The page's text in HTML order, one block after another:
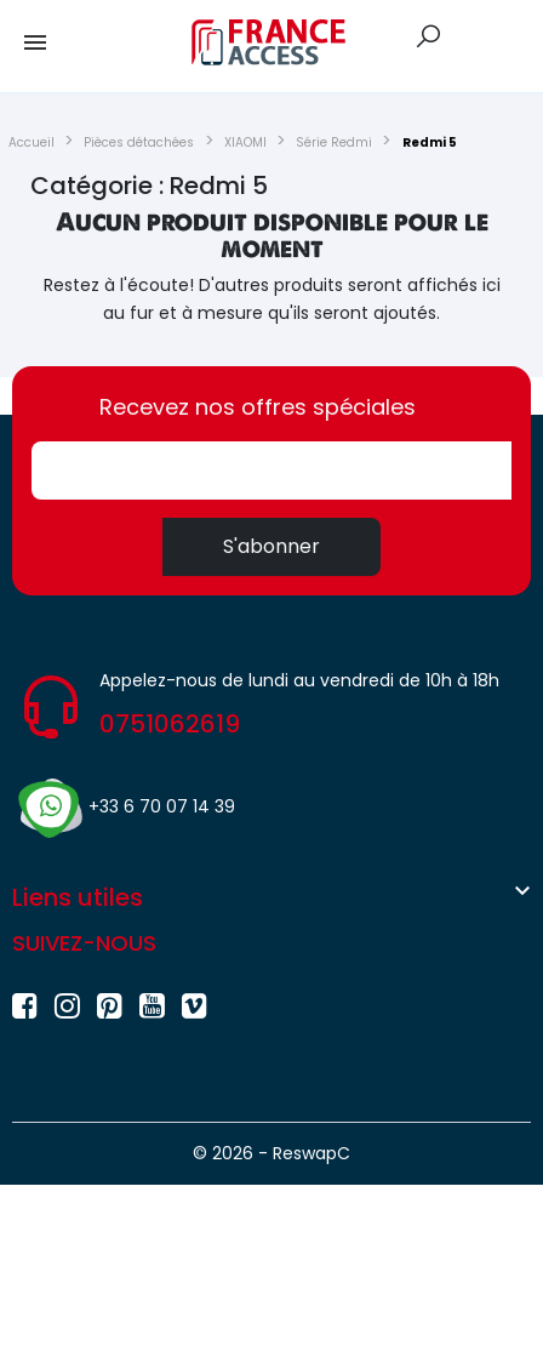
Accueil Pièces détachées XIAOMI Série Redmi Redmi 5
Catégorie : Redmi 5
Aucun produit disponible pour le
moment
Restez à l'écoute! D'autres produits seront affichés ici
au fur et à mesure qu'ils seront ajoutés.
https://france-
access.fr
https://france-
access.fr
Recevez nos offres spéciales
S'abonner
Appelez-nous de lundi au vendredi de 10h à 18h
0751062619
+33 6 70 07 14 39
Liens utiles 
SUIVEZ-NOUS
© 2026 - ReswapC